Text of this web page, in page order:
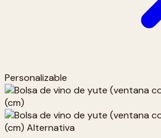
Personalizable